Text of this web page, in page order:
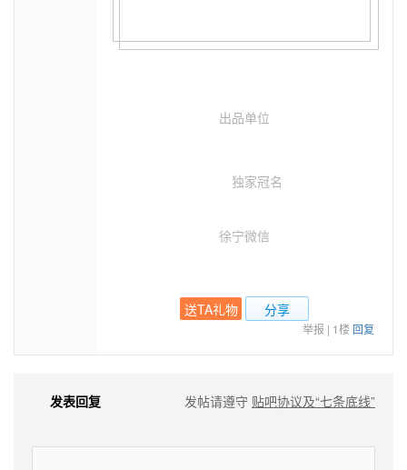
出品单位
独家冠名
徐宁微信
送TA礼物 分享
举报 | 1楼 回复
发表回复 发帖请遵守 贴吧协议及“七条底线”